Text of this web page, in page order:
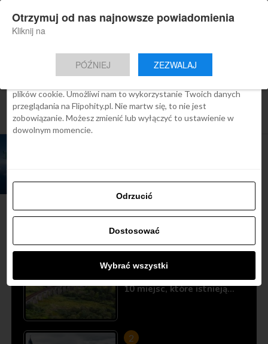
Nowa aplikacja Flipohity
Aktualne wiadomości, artykuły, TOP
Instalacja
All posts tagged "bilety lotnicze
condor"
Najbardziej popularne
Śladami Harry’ego Pottera:
10 miejsc, które istnieją…
Zgoda Szczegóły O cookies
Ta strona używa plików cookies
We Flipo robimy wszystko, aby pokazać Ci tylko te treści, które
plików cookie. Umożliwi nam to wykorzystanie Twoich danych
przeglądania na Flipohity.pl. Nie martw się, to nie jest
zobowiązanie. Możesz zmienić lub wyłączyć to ustawienie w
dowolnym momencie.
Odrzucić
Dostosować
Wybrać wszystki
Otrzymuj od nas najnowsze powiadomienia
Kliknij na
PÓŹNIEJ ZEZWALAJ